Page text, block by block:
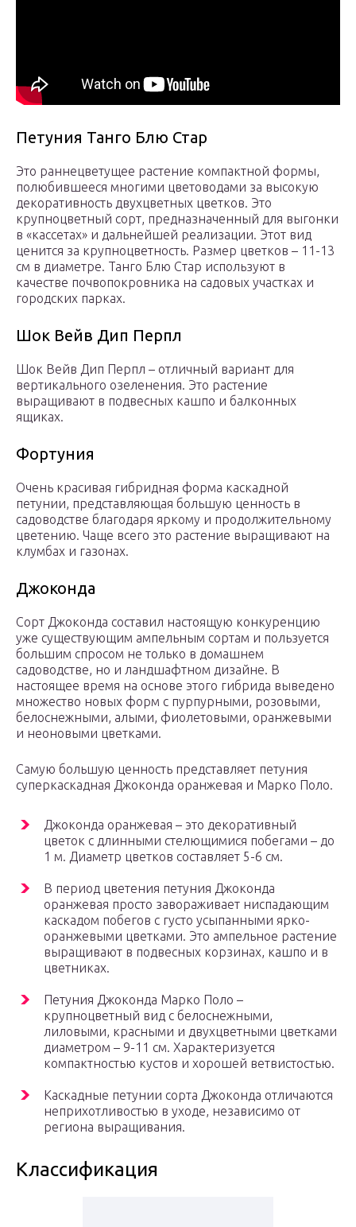
Петуния Танго Блю Стар
Это раннецветущее растение компактной формы,
полюбившееся многими цветоводами за высокую
декоративность двухцветных цветков. Это
крупноцветный сорт, предназначенный для выгонки
в «кассетах» и дальнейшей реализации. Этот вид
ценится за крупноцветность. Размер цветков – 11-13
см в диаметре. Танго Блю Стар используют в
качестве почвопокровника на садовых участках и
городских парках.
Шок Вейв Дип Перпл
Шок Вейв Дип Перпл – отличный вариант для
вертикального озеленения. Это растение
выращивают в подвесных кашпо и балконных
ящиках.
Фортуния
Очень красивая гибридная форма каскадной
петунии, представляющая большую ценность в
садоводстве благодаря яркому и продолжительному
цветению. Чаще всего это растение выращивают на
клумбах и газонах.
Джоконда
Сорт Джоконда составил настоящую конкуренцию
уже существующим ампельным сортам и пользуется
большим спросом не только в домашнем
садоводстве, но и ландшафтном дизайне. В
настоящее время на основе этого гибрида выведено
множество новых форм с пурпурными, розовыми,
белоснежными, алыми, фиолетовыми, оранжевыми
и неоновыми цветками.
Самую большую ценность представляет петуния
суперкаскадная Джоконда оранжевая и Марко Поло.
Джоконда оранжевая – это декоративный
цветок с длинными стелющимися побегами – до
1 м. Диаметр цветков составляет 5-6 см.
В период цветения петуния Джоконда
оранжевая просто завораживает ниспадающим
каскадом побегов с густо усыпанными ярко-
оранжевыми цветками. Это ампельное растение
выращивают в подвесных корзинах, кашпо и в
цветниках.
Петуния Джоконда Марко Поло –
крупноцветный вид с белоснежными,
лиловыми, красными и двухцветными цветками
диаметром – 9-11 см. Характеризуется
компактностью кустов и хорошей ветвистостью.
Каскадные петунии сорта Джоконда отличаются
неприхотливостью в уходе, независимо от
региона выращивания.
Классификация